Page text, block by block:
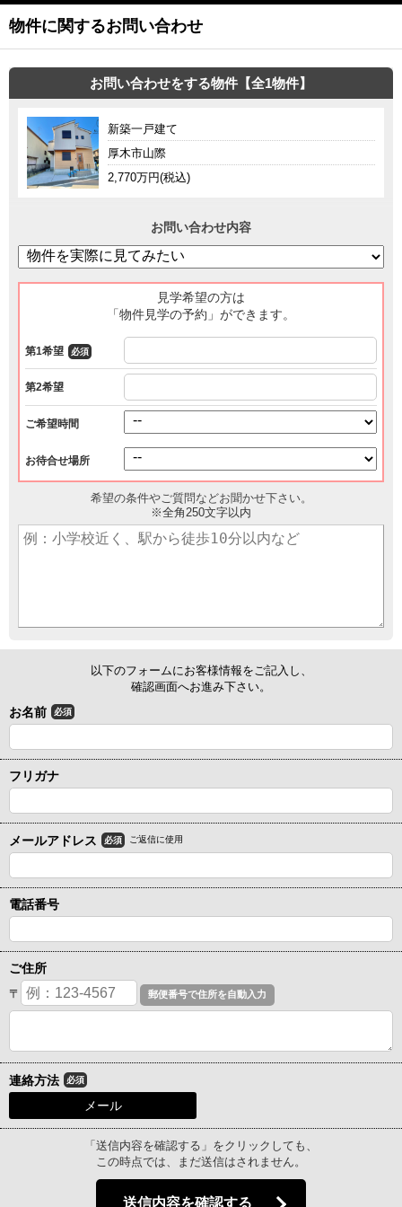
物件に関するお問い合わせ
お問い合わせをする物件【全1物件】
新築一戸建て
厚木市山際
2,770万円(税込)
お問い合わせ内容
見学希望の方は
「物件見学の予約」ができます。
第1希望 必須
第2希望
ご希望時間
お待合せ場所
希望の条件やご質問などお聞かせ下さい。
※全角250文字以内
以下のフォームにお客様情報をご記入し、
確認画面へお進み下さい。
お名前 必須
フリガナ
メールアドレス 必須 ご返信に使用
電話番号
ご住所
〒
連絡方法 必須
メール
「送信内容を確認する」をクリックしても、
この時点では、まだ送信はされません。
送信内容を確認する